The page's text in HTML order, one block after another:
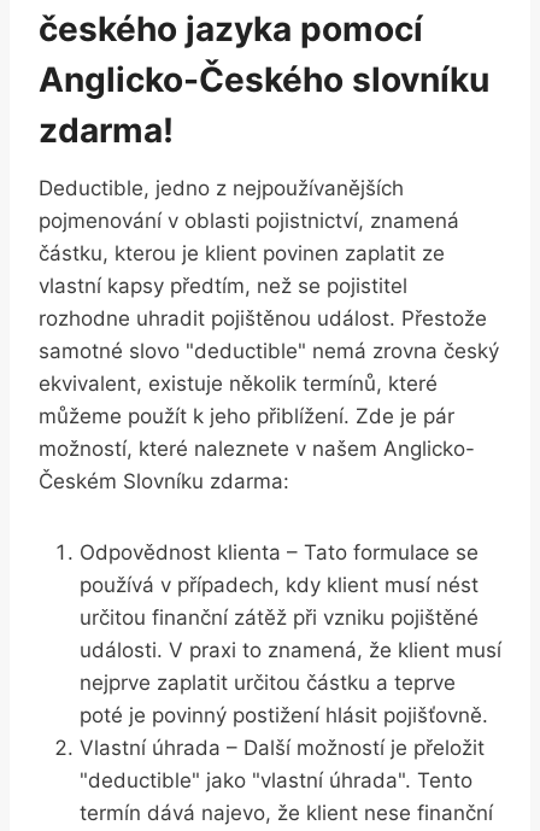
českého jazyka pomocí
Anglicko-Českého slovníku
zdarma!
Deductible, jedno z nejpoužívanějších
pojmenování v oblasti pojistnictví, znamená
částku, kterou je klient povinen zaplatit ze
vlastní kapsy předtím, než se pojistitel
rozhodne uhradit pojištěnou událost. Přestože
samotné slovo "deductible" nemá zrovna český
ekvivalent, existuje několik termínů, které
můžeme použít k jeho přiblížení. Zde je pár
možností, které naleznete v našem Anglicko-
Českém Slovníku zdarma:
Odpovědnost klienta – Tato formulace se
používá v případech, kdy klient musí nést
určitou finanční zátěž při vzniku pojištěné
události. V praxi to znamená, že klient musí
nejprve zaplatit určitou částku a teprve
poté je povinný postižení hlásit pojišťovně.
Vlastní úhrada – Další možností je přeložit
"deductible" jako "vlastní úhrada". Tento
termín dává najevo, že klient nese finanční